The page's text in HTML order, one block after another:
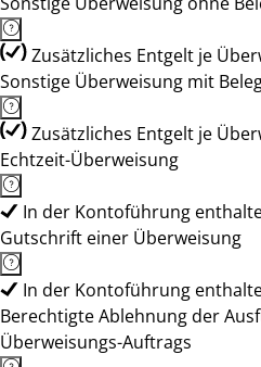
Zusätzliches Entgelt je
Sonstige Überweisung mit
Zusätzliches Entgelt je
Echtzeit-Überweisung
In der Kontoführung
Gutschrift einer Überweisung
In der Kontoführung
Berechtigte Ablehnung der
Überweisungs-Auftrags